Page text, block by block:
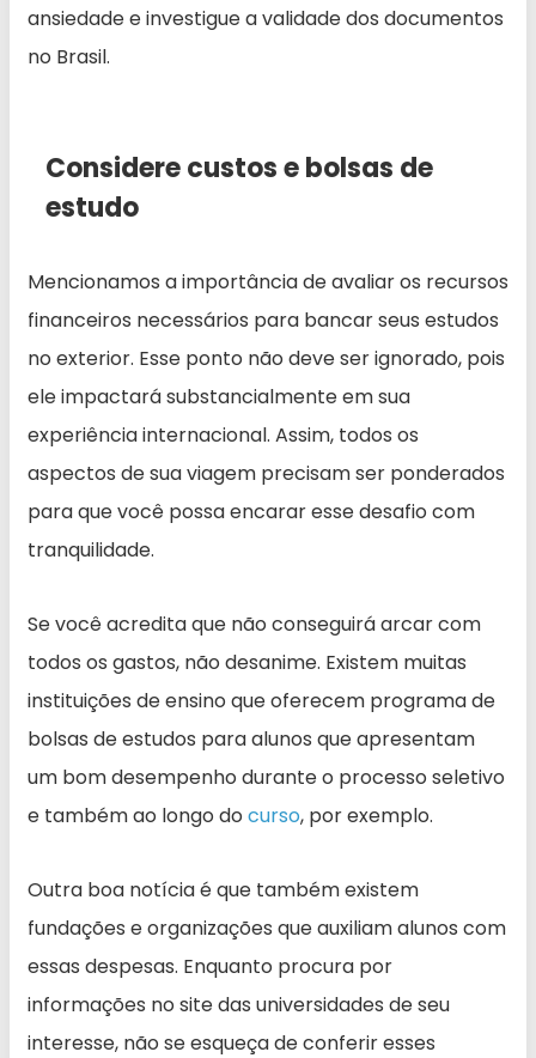
ansiedade e investigue a validade dos documentos
no Brasil.
Considere custos e bolsas de
estudo
Mencionamos a importância de avaliar os recursos
financeiros necessários para bancar seus estudos
no exterior. Esse ponto não deve ser ignorado, pois
ele impactará substancialmente em sua
experiência internacional. Assim, todos os
aspectos de sua viagem precisam ser ponderados
para que você possa encarar esse desafio com
tranquilidade.
Se você acredita que não conseguirá arcar com
todos os gastos, não desanime. Existem muitas
instituições de ensino que oferecem programa de
bolsas de estudos para alunos que apresentam
um bom desempenho durante o processo seletivo
e também ao longo do curso, por exemplo.
Outra boa notícia é que também existem
fundações e organizações que auxiliam alunos com
essas despesas. Enquanto procura por
informações no site das universidades de seu
interesse, não se esqueça de conferir esses